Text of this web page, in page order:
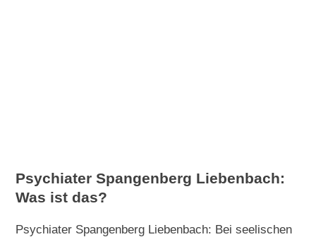
Psychiater Spangenberg Liebenbach:
Was ist das?
Psychiater Spangenberg Liebenbach: Bei seelischen